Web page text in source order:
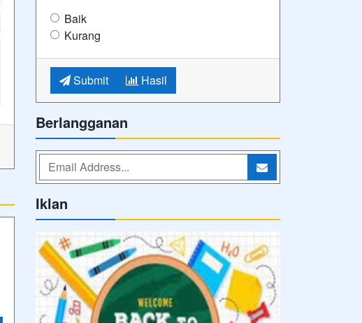
Baik
Kurang
Submit Hasil
Berlangganan
Iklan